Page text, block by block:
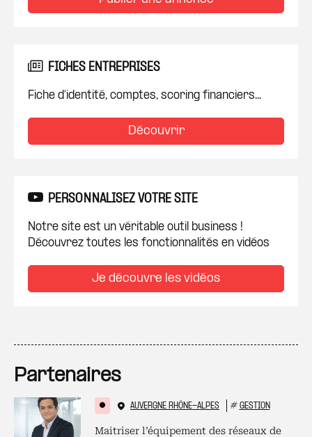
FICHES ENTREPRISES
Fiche d'identité, comptes, scoring financiers...
Découvrir
PERSONNALISEZ VOTRE SITE
Notre site est un véritable outil business !
Découvrez toutes les fonctionnalités en vidéos
Je découvre les vidéos
Partenaires
AUVERGNE RHÔNE-ALPES # GESTION
Maitriser l’équipement des réseaux de